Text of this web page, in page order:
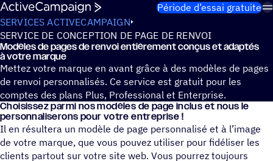
Passer au contenu
Période d’essai gratuite
SERVICES ACTIVECAMPAIGN
SERVICE DE CONCEPTION DE PAGE DE RENVOI
Modèles de pages de renvoi entiè­re­ment conçus et adaptés
à votre marque
Mettez votre marque en avant grâce à des modèles de pages
de renvoi personnalisés. Ce service est gratuit pour les
comptes des plans Plus, Professional et Enterprise.
Choi­sis­sez parmi nos modèles de page inclus et nous le
person­na­li­se­rons pour votre entreprise !
Il en résultera un modèle de page personnalisé et à l’image
de votre marque, que vous pouvez utiliser pour fidéliser les
clients partout sur votre site web. Vous pourrez toujours